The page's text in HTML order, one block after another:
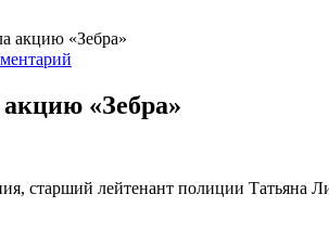
акцию «Зебра»
«Зебра»
старший лейтенант полиции Татьяна